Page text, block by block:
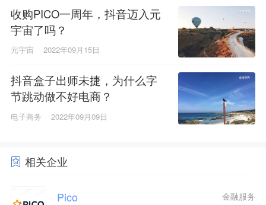
收购PICO一周年，抖音迈入元
宇宙了吗？
元宇宙 2022年09月15日
抖音盒子出师未捷，为什么字
节跳动做不好电商？
电子商务 2022年09月09日
相关企业
Pico 金融服务